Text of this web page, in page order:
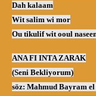
Dah kalaam
Wit salim wi mor
Ou tikulif wit ooul
ANA FI INTA ZARAK
(Seni Bekliyorum)
söz: Mahmud Bayram